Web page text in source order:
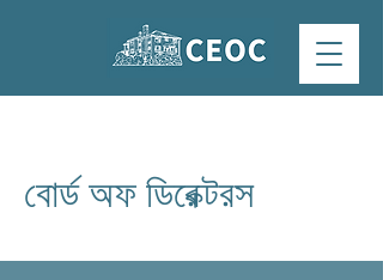
বোর্ড অফ ডিরেক্টরস